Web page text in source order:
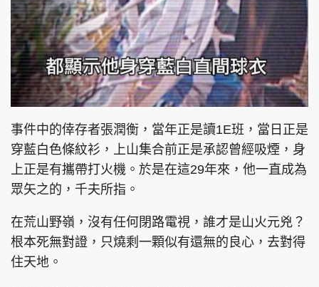
事件中的倖存者張潤衡，當年正是讀1E班，當日正是
穿藍白色條紋衫，上山集合前正是承認曾經吸煙，身
上正是有攜帶打火機。於是在這29年來，他一直成為
眾矢之的，千夫所指。
在荒山野嶺，沒有任何閉路電視，誰才是山火元兇？
根本死無對證，只燒剩一顆似有還無的良心，去對得
住天地。